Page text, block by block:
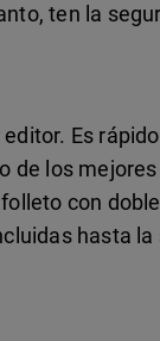
ten la
Es
de los
con
hasta